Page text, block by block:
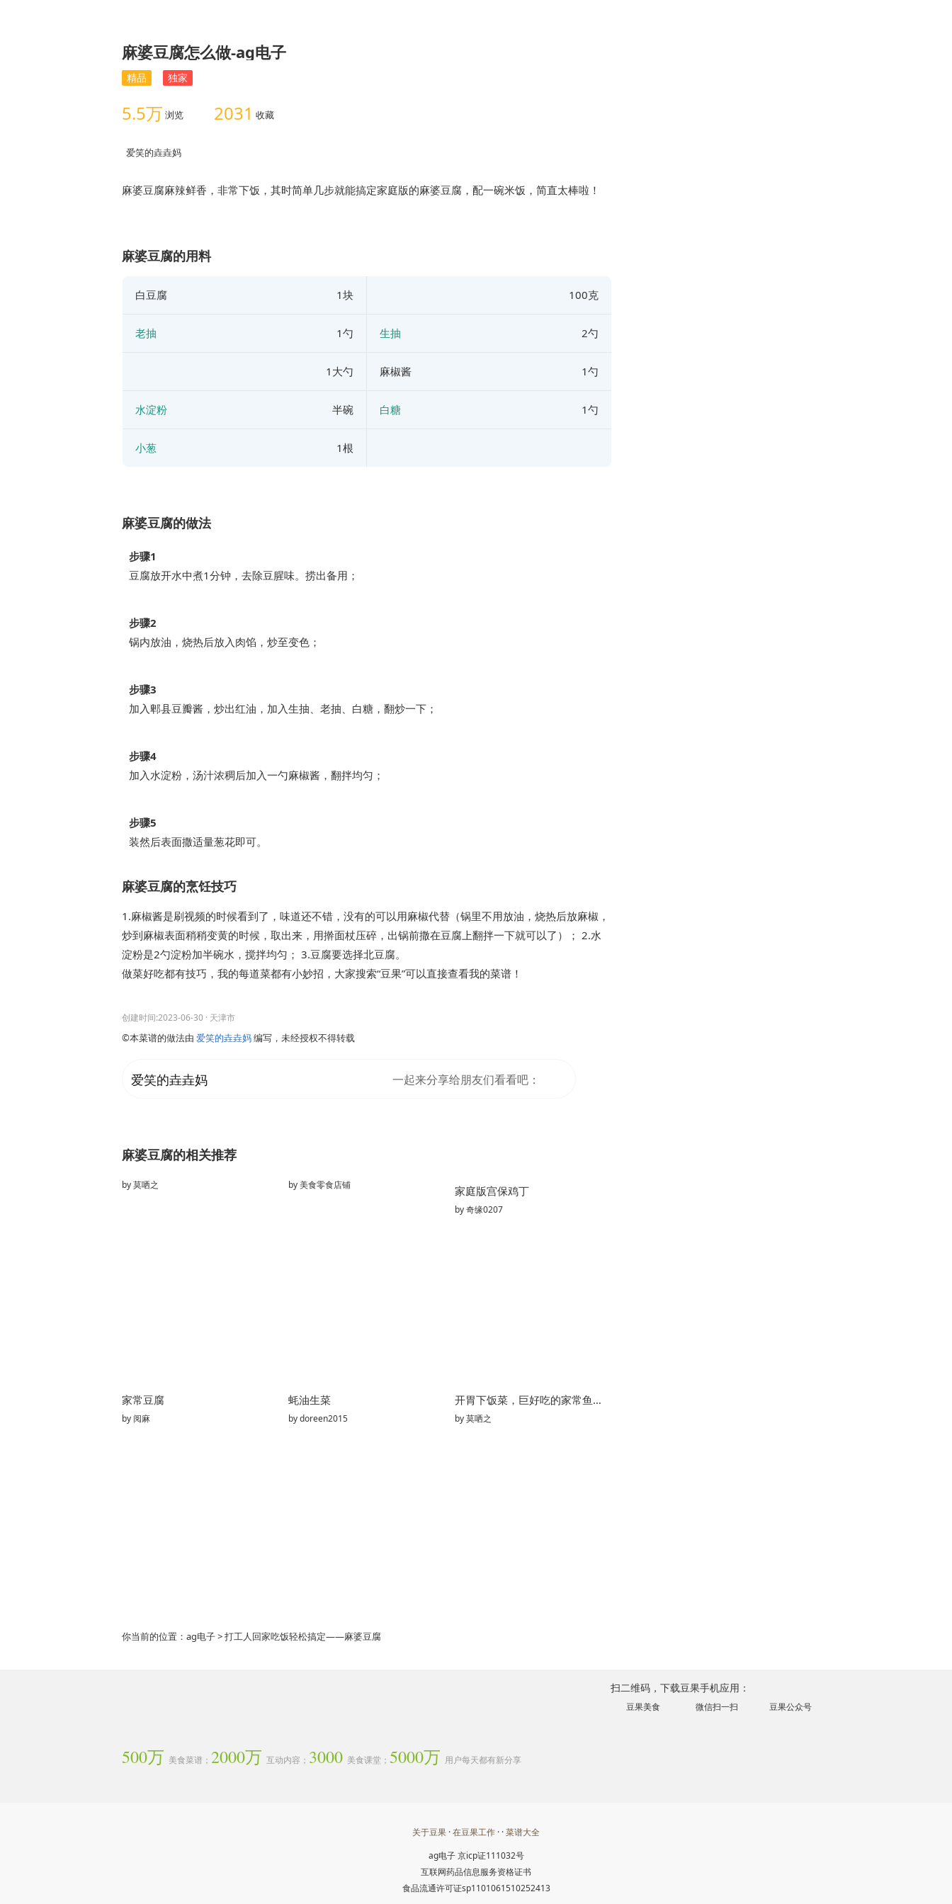
麻婆豆腐怎么做-ag电子
精品 独家
5.5万 浏览 2031 收藏
爱笑的垚垚妈
麻婆豆腐麻辣鲜香，非常下饭，其时简单几步就能搞定家庭版的麻婆豆腐，配一碗米饭，简直太棒啦！
麻婆豆腐的用料
白豆腐 1块 100克
老抽 1勺 生抽 2勺
1大勺 麻椒酱 1勺
水淀粉 半碗 白糖 1勺
小葱 1根
麻婆豆腐的做法
步骤1
豆腐放开水中煮1分钟，去除豆腥味。捞出备用；
步骤2
锅内放油，烧热后放入肉馅，炒至变色；
步骤3
加入郫县豆瓣酱，炒出红油，加入生抽、老抽、白糖，翻炒一下；
步骤4
加入水淀粉，汤汁浓稠后加入一勺麻椒酱，翻拌均匀；
步骤5
装然后表面撒适量葱花即可。
麻婆豆腐的烹饪技巧
1.麻椒酱是刷视频的时候看到了，味道还不错，没有的可以用麻椒代替（锅里不用放油，烧热后放麻椒，
炒到麻椒表面稍稍变黄的时候，取出来，用擀面杖压碎，出锅前撒在豆腐上翻拌一下就可以了）； 2.水
淀粉是2勺淀粉加半碗水，搅拌均匀； 3.豆腐要选择北豆腐。
做菜好吃都有技巧，我的每道菜都有小妙招，大家搜索“豆果”可以直接查看我的菜谱！
创建时间:2023-06-30 · 天津市
©本菜谱的做法由 爱笑的垚垚妈编写，未经授权不得转载
爱笑的垚垚妈 一起来分享给朋友们看看吧：
麻婆豆腐的相关推荐
by莫哂之 by美食零食店铺 家庭版宫保鸡丁
by奇缘0207
家常豆腐
by 阅麻
蚝油生菜
bydoreen2015
开胃下饭菜，巨好吃的家常鱼香茄子煲
by莫哂之
你当前的位置： ag电子> 打工人回家吃饭轻松搞定——麻婆豆腐
500万 美食菜谱； 2000万 互动内容； 3000 美食课堂； 5000万 用户每天都有新分享
扫二维码，下载豆果手机应用：
豆果美食 微信扫一扫 豆果公众号
关于豆果 ·在豆果工作 · ·菜谱大全
ag电子 京icp证111032号
互联网药品信息服务资格证书
食品流通许可证sp1101061510252413